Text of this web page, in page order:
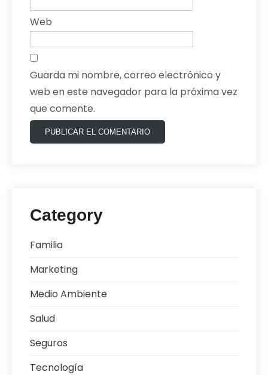
Web
Guarda mi nombre, correo electrónico y
web en este navegador para la próxima vez
que comente.
Category
Familia
Marketing
Medio Ambiente
Salud
Seguros
Tecnología